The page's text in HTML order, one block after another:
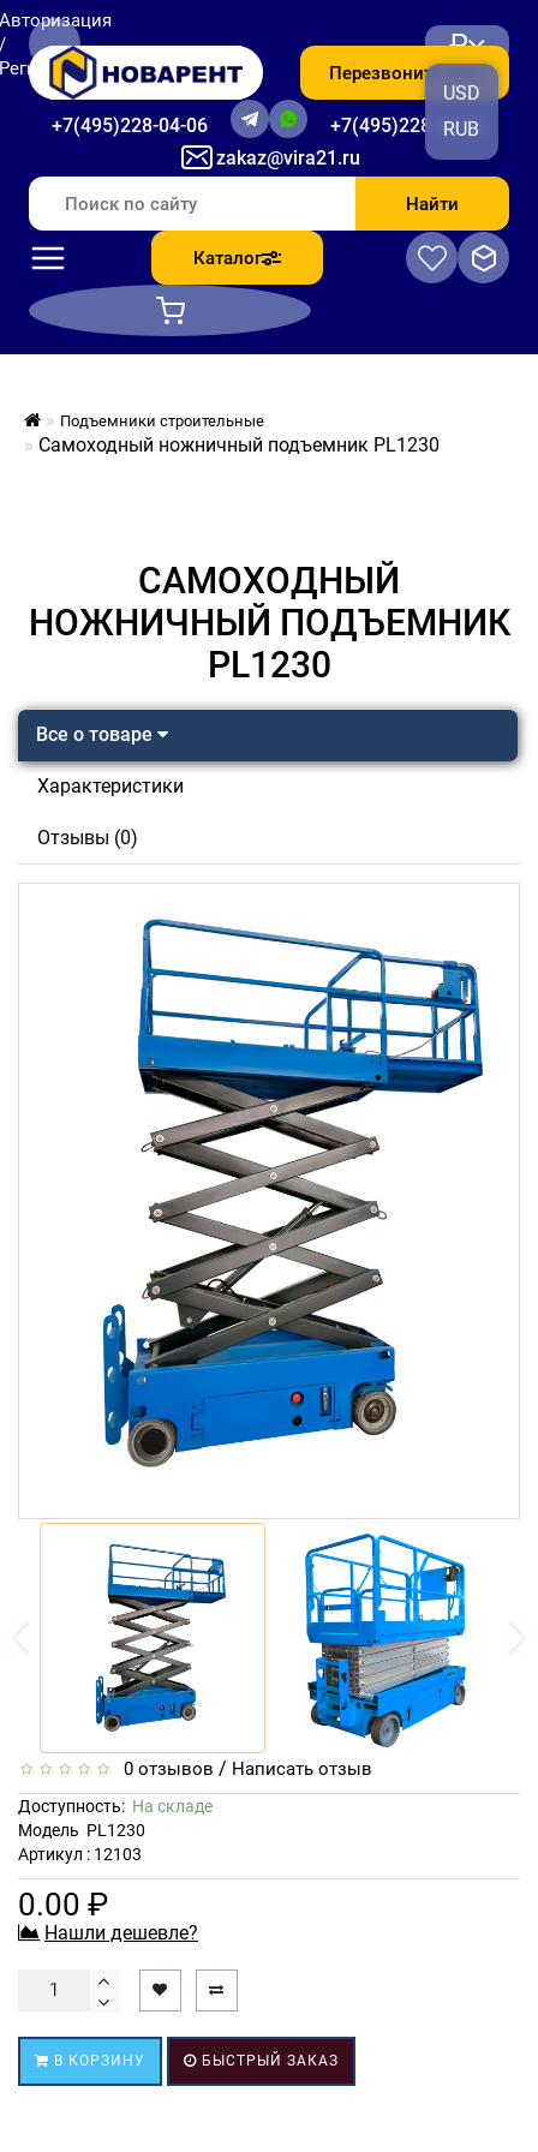
zakaz@vira21.ru
+7(495)228-04-06 +7(495)228-06-56
Перезвоните мне
₽
USD
RUB
Найти
Каталог
Подъемники строительные
Самоходный ножничный подъемник PL1230
САМОХОДНЫЙ
НОЖНИЧНЫЙ ПОДЪЕМНИК
PL1230
Все о товаре
Характеристики
Отзывы (0)
0 отзывов / Написать отзыв
Доступность: На складе
Модель PL1230
Артикул : 12103
0.00 ₽
Нашли дешевле?
В КОРЗИНУ БЫСТРЫЙ ЗАКАЗ